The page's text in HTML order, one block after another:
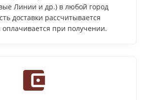
Линии и др.) в любой город
доставки рассчитывается
при получении.